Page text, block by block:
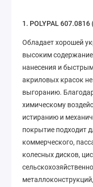
1. POLYPAL 607.0816
Обладает хорошей
высоким
нанесения и
акриловых красок
выгоранию.
химическому
истиранию и
покрытие подходит
коммерческого,
колесных дисков,